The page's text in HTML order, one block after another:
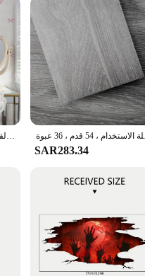
50 قطعة أشرطة ملصقات جدار للأطفال غرفة الأميرة فتاة نوم القوس صور مطبوعة للحوائط Vinilos Paredes للإزالة الفينيل لتقوم بها بنفسك جدارية A407 ، 36 عبوة
SAR283.34